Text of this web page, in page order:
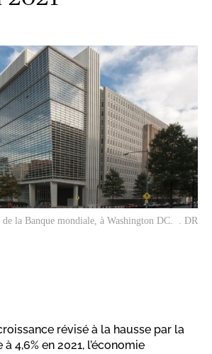
de la Banque mondiale, à Washington DC. . DR
révisé à la hausse par la
4,6% en 2021, l’économie